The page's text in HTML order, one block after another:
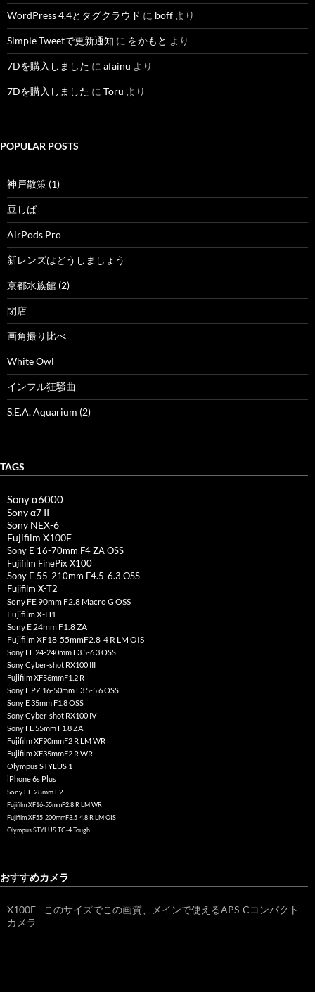
WordPress 4.4とタグクラウド に boff より
Simple Tweetで更新通知 に をかもと より
7Dを購入しました に afainu より
7Dを購入しました に Toru より
POPULAR POSTS
神戸散策 (1)
豆しば
AirPods Pro
新レンズはどうしましょう
京都水族館 (2)
閉店
画角撮り比べ
White Owl
インフル狂騒曲
S.E.A. Aquarium (2)
TAGS
Sony α6000
Sony α7 II
Sony NEX-6
Fujifilm X100F
Sony E 16-70mm F4 ZA OSS
Fujifilm FinePix X100
Sony E 55-210mm F4.5-6.3 OSS
Fujifilm X-T2
Sony FE 90mm F2.8 Macro G OSS
Fujifilm X-H1
Sony E 24mm F1.8 ZA
Fujifilm XF18-55mmF2.8-4 R LM OIS
Sony FE 24-240mm F3.5-6.3 OSS
Sony Cyber-shot RX100 III
Fujifilm XF56mmF1.2 R
Sony E PZ 16-50mm F3.5-5.6 OSS
Sony E 35mm F1.8 OSS
Sony Cyber-shot RX100 IV
Sony FE 55mm F1.8 ZA
Fujifilm XF90mmF2 R LM WR
Fujifilm XF35mmF2 R WR
Olympus STYLUS 1
iPhone 6s Plus
Sony FE 28mm F2
Fujifilm XF16-55mmF2.8 R LM WR
Fujifilm XF55-200mmF3.5-4.8 R LM OIS
Olympus STYLUS TG-4 Tough
おすすめカメラ
X100F - このサイズでこの画質、メインで使えるAPS-Cコンパクト
カメラ